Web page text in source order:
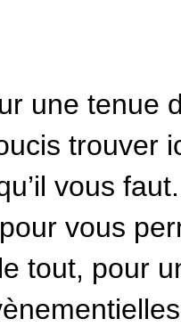
une tenue
trouver
vous
vous
tout, pour